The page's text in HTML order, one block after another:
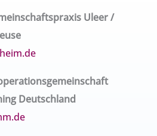
Uleer /
Deutschland